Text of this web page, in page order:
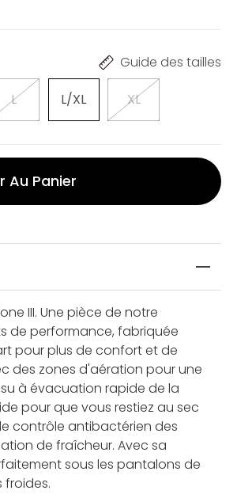
Guide des tailles
L L/XL XL
Au Panier
III. Une pièce de notre
de performance, fabriquée
pour plus de confort et de
des zones d'aération pour une
à évacuation rapide de la
pour que vous restiez au sec
contrôle antibactérien des
de fraîcheur. Avec sa
sous les pantalons de
froides.